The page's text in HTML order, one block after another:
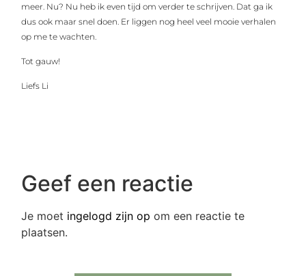
meer. Nu? Nu heb ik even tijd om verder te schrijven. Dat ga ik
dus ook maar snel doen. Er liggen nog heel veel mooie verhalen
op me te wachten.
Tot gauw!
Liefs Li
Geef een reactie
Je moet ingelogd zijn op om een reactie te
plaatsen.